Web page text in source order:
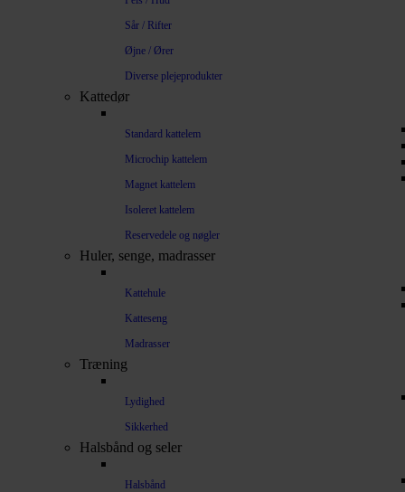
Sår / Rifter
Øjne / Ører
Diverse plejeprodukter
Kattedør
Standard kattelem
Microchip kattelem
Magnet kattelem
Isoleret kattelem
Reservedele og nøgler
Huler, senge, madrasser
Kattehule
Katteseng
Madrasser
Træning
Lydighed
Sikkerhed
Halsbånd og seler
Halsbånd